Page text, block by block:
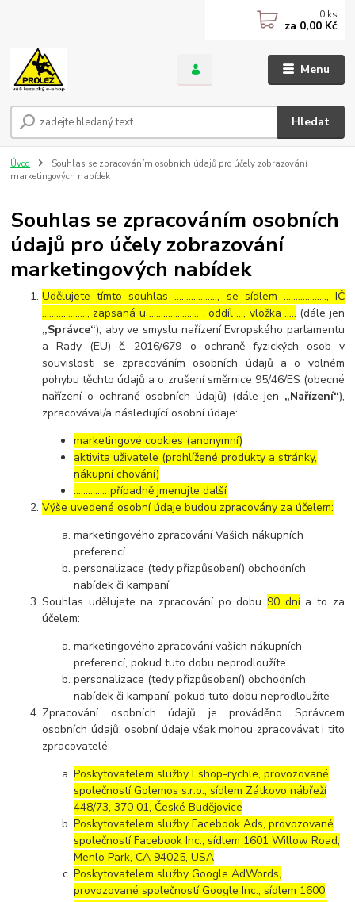
Menu
Hledat
0 ks
za 0,00 Kč
Úvod
Souhlas se zpracováním osobních údajů pro účely zobrazování
marketingových nabídek
Souhlas se zpracováním osobních
údajů pro účely zobrazování
marketingových nabídek
Udělujete tímto souhlas ……………..., se sídlem ………………, IČ
………………., zapsaná u ………………… , oddíl …, vložka ….. (dále jen
„Správce“), aby ve smyslu nařízení Evropského parlamentu
a Rady (EU) č. 2016/679 o ochraně fyzických osob v
souvislosti se zpracováním osobních údajů a o volném
pohybu těchto údajů a o zrušení směrnice 95/46/ES (obecné
nařízení o ochraně osobních údajů) (dále jen „Nařízení“),
zpracovával/a následující osobní údaje:
marketingové cookies (anonymní)
aktivita uživatele (prohlížené produkty a stránky,
nákupní chování)
………….. případně jmenujte další
Výše uvedené osobní údaje budou zpracovány za účelem:
marketingového zpracování Vašich nákupních
preferencí
personalizace (tedy přizpůsobení) obchodních
nabídek či kampaní
Souhlas udělujete na zpracování po dobu 90 dnía to za
účelem:
marketingového zpracování vašich nákupních
preferencí, pokud tuto dobu neprodloužíte
personalizace (tedy přizpůsobení) obchodních
nabídek či kampaní, pokud tuto dobu neprodloužíte
Zpracování osobních údajů je prováděno Správcem
osobních údajů, osobní údaje však mohou zpracovávat i tito
zpracovatelé:
Poskytovatelem služby Eshop-rychle, provozované
společností Golemos s.r.o., sídlem Zátkovo nábřeží
448/73, 370 01, České Budějovice
Poskytovatelem služby Facebook Ads, provozované
společností Facebook Inc., sídlem 1601 Willow Road,
Menlo Park, CA 94025, USA
Poskytovatelem služby Google AdWords,
provozované společností Google Inc., sídlem 1600